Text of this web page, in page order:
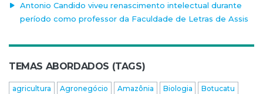
Antonio Candido viveu renascimento intelectual durante
período como professor da Faculdade de Letras de Assis
TEMAS ABORDADOS (TAGS)
agricultura Agronegócio Amazônia Biologia
Botucatu